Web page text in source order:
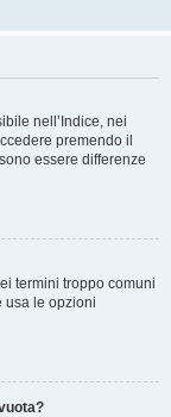
nell’Indice, nei
premendo il
essere differenze
termini troppo comuni
usa le opzioni